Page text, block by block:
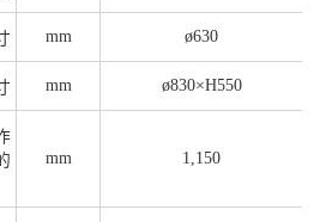
mm ø630
mm ø830×H550
mm 1,150